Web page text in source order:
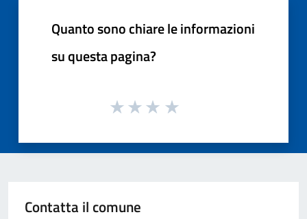
Quanto sono chiare le informazioni
su questa pagina?
Contatta il comune